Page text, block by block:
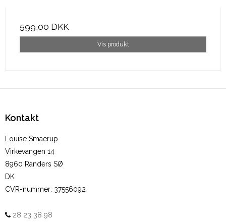
599,00 DKK
Vis produkt
Kontakt
Louise Smaerup
Virkevangen 14
8960 Randers SØ
DK
CVR-nummer: 37556092
28 23 38 98